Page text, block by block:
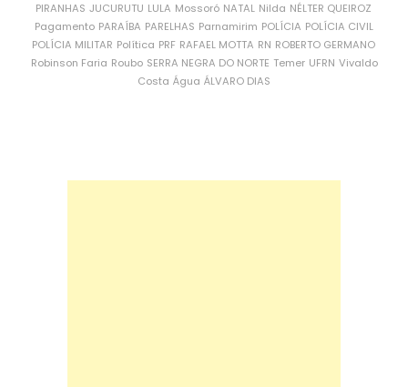
PIRANHAS JUCURUTU LULA Mossoró NATAL Nilda NÉLTER QUEIROZ
Pagamento PARAÍBA PARELHAS Parnamirim POLÍCIA POLÍCIA CIVIL
POLÍCIA MILITAR Política PRF RAFAEL MOTTA RN ROBERTO GERMANO
Robinson Faria Roubo SERRA NEGRA DO NORTE Temer UFRN Vivaldo
Costa Água ÁLVARO DIAS